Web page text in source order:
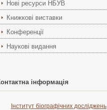
Нові ресурси НБУВ
Книжкові виставки
Конференції
Наукові видання
інформація
Інститут біографічних досліджень